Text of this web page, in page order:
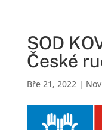
SOD
České
Bře 21, 2022|